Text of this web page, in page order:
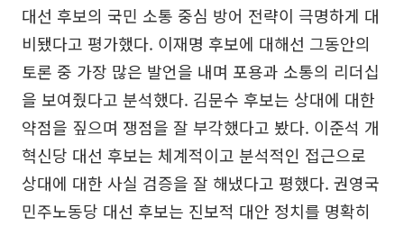
대선 후보의 국민 소통 중심 방어 전략이 극명하게 대
비됐다고 평가했다. 이재명 후보에 대해선 그동안의
토론 중 가장 많은 발언을 내며 포용과 소통의 리더십
을 보여줬다고 분석했다. 김문수 후보는 상대에 대한
약점을 짚으며 쟁점을 잘 부각했다고 봤다. 이준석 개
혁신당 대선 후보는 체계적이고 분석적인 접근으로
상대에 대한 사실 검증을 잘 해냈다고 평했다. 권영국
민주노동당 대선 후보는 진보적 대안 정치를 명확히